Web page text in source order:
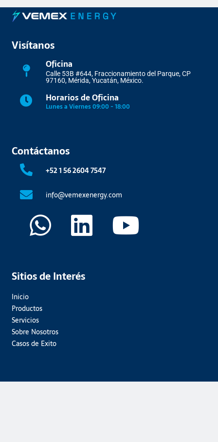
Visítanos
Oficina
Calle 53B #644, Fraccionamiento del Parque, CP
97160, Mérida, Yucatán, México.
Horarios de Oficina
Lunes a Viernes 09:00 - 18:00
Contáctanos
+52 1 56 2604 7547
info@vemexenergy.com
Sitios de Interés
Inicio
Productos
Servicios
Sobre Nosotros
Casos de Exito